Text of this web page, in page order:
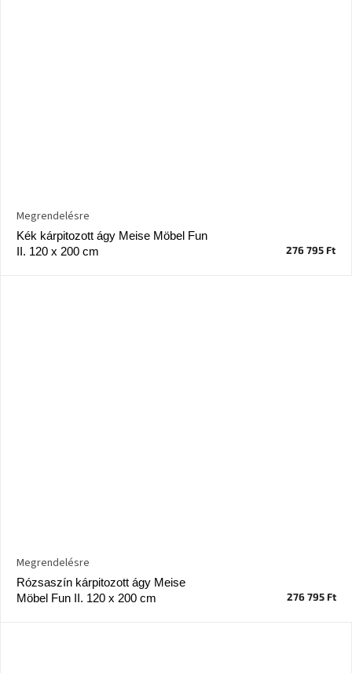
Kék kárpitozott ágy Meise Möbel Fun
II. 120 x 200 cm
Megrendelésre
276 795 Ft
Rózsaszín kárpitozott ágy Meise
Möbel Fun II. 120 x 200 cm
Megrendelésre
276 795 Ft